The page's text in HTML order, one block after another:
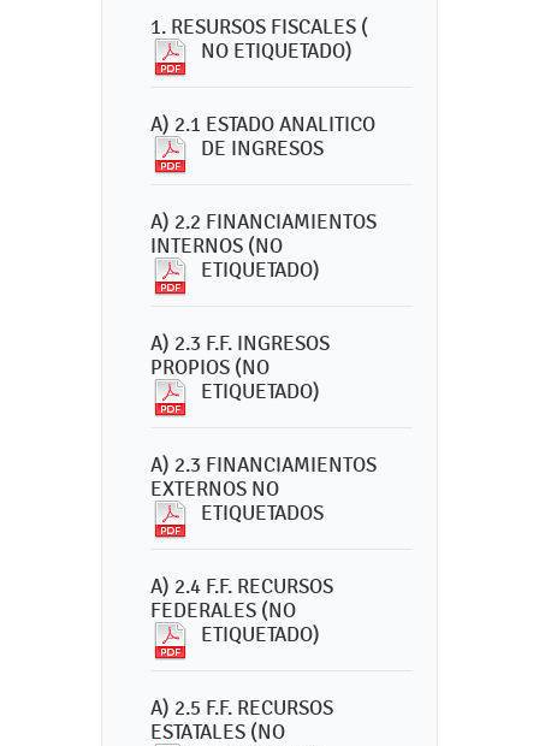
1. RESURSOS FISCALES (
NO ETIQUETADO)
A) 2.1 ESTADO ANALITICO
DE INGRESOS
A) 2.2 FINANCIAMIENTOS
INTERNOS (NO
ETIQUETADO)
A) 2.3 F.F. INGRESOS
PROPIOS (NO
ETIQUETADO)
A) 2.3 FINANCIAMIENTOS
EXTERNOS NO
ETIQUETADOS
A) 2.4 F.F. RECURSOS
FEDERALES (NO
ETIQUETADO)
A) 2.5 F.F. RECURSOS
ESTATALES (NO